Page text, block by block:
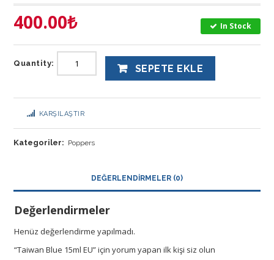
400.00₺ In Stock
Quantity: SEPETE EKLE
KARŞILAŞTIR
Kategoriler: Poppers
DEĞERLENDIRMELER (0)
Değerlendirmeler
Henüz değerlendirme yapılmadı.
“Taiwan Blue 15ml EU” için yorum yapan ilk kişi siz olun